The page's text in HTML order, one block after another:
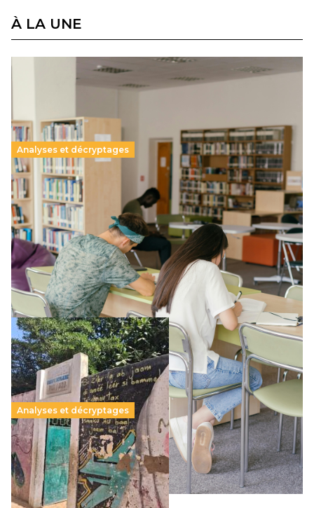
À LA UNE
Analyses et décryptages
Supérieur privé : une dérive qui met à mal la
promesse républicaine
11 juillet 2026-
Le projet de loi sur la régulation de l’enseignement
supérieur privé met en lumière l’amplification d’un système
qui relègue l’acte pédagogique au superfétatoire, voire à…
Lire la suite →
Analyses et décryptages
258 millions d’enfants victimes de la guerre, des
chocs climatiques et des déplacements de
population
11 juillet 2026- National